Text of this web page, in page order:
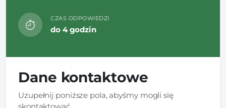
CZAS ODPOWIEDZI
do 4 godzin
Dane kontaktowe
Uzupełnij poniższe pola, abyśmy mogli się